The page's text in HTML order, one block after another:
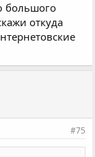
большого
откуда
#75